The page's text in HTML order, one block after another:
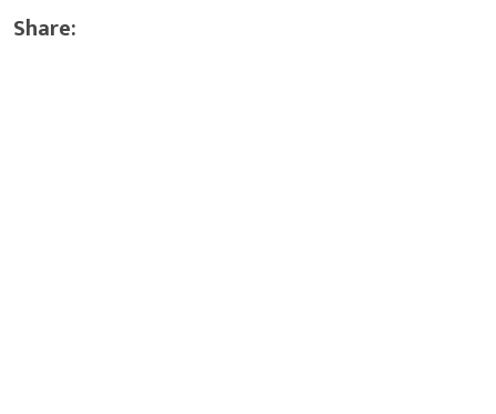
Share: